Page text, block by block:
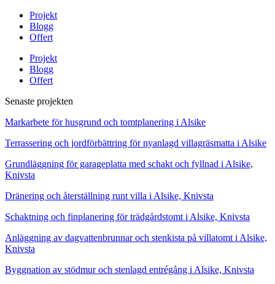
Projekt
Blogg
Offert
Projekt
Blogg
Offert
Senaste projekten
Markarbete för husgrund och tomtplanering i Alsike
Terrassering och jordförbättring för nyanlagd villagräsmatta i Alsike
Grundläggning för garageplatta med schakt och fyllnad i Alsike,
Knivsta
Dränering och återställning runt villa i Alsike, Knivsta
Schaktning och finplanering för trädgårdstomt i Alsike, Knivsta
Anläggning av dagvattenbrunnar och stenkista på villatomt i Alsike,
Knivsta
Byggnation av stödmur och stenlagd entrégång i Alsike, Knivsta